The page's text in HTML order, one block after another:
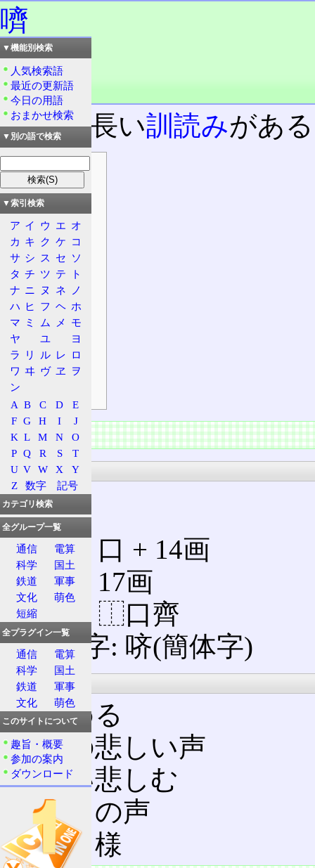
嚌
読み：セイ
読み：ザイ
読み：なめる
品詞：慣用単漢字
時に、長い訓読みがあ
情報
漢字
意義
概要
大漢和辞典
康熙字典
補足
日本語
発音
熟語
補足
情報
漢字
部首
: 口 + 14画
総画: 17画
解字: ⿰口齊
異体字: 哜(簡体字)
意義
嘗める
鳥の悲しい声
憂い悲しむ
多くの声
笑う様
▼機能別検索
人気検索語
最近の更新語
今日の用語
おまかせ検索
▼別の語で検索
▼索引検索
ア イ ウ エ オ
カ キ ク ケ コ
サ シ ス セ ソ
タ チ ツ テ
ト
ナ ニ ヌ ネ
ノ
ハ ヒ フ ヘ ホ
マ ミ ム メ
モ
ヤ
ユ
ヨ
ラ
リ ル レ ロ
ワ ヰ ヴ ヱ
ヲ
ン
A B C D
E
F G H I
J
K L M N
O
P Q R S
T
U V W X
Y
Z
数字 記号
カテゴリ検索
全グループ一覧
通信
電算
科学
国土
鉄道
軍事
文化
萌色
短縮
全プラグイン一覧
通信
電算
科学
国土
鉄道
軍事
文化
萌色
このサイトについて
趣旨・概要
参加の案内
ダウンロード